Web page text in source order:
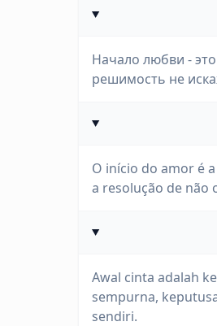
Начало любви -
решимость не
O início do amor é
a resolução de não
Awal cinta adalah
sempurna,
sendiri.